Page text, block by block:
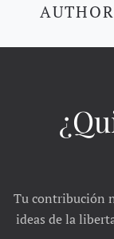
Tu contribución
ideas de la